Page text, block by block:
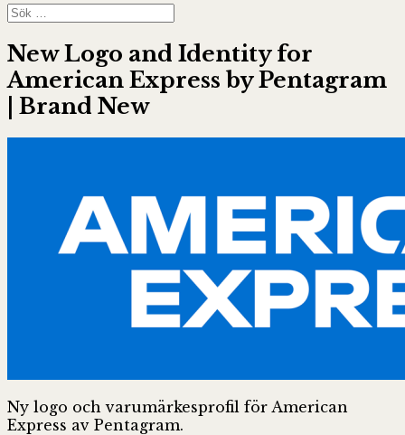
Sök
efter:
New Logo and Identity for
American Express by Pentagram
| Brand New
Ny logo och varumärkesprofil för American
Express av Pentagram.